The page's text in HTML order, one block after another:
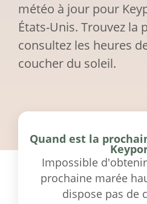
météo à jour pour
États-Unis. Trouvez la
consultez les heures
coucher du soleil.
Quand est la
Impossible
prochaine marée
dispose pas de